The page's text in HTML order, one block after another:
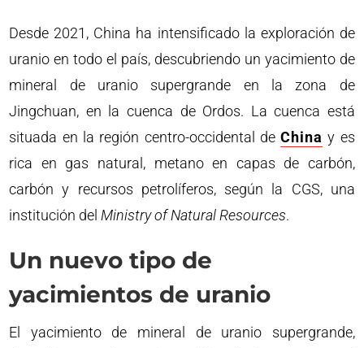
Desde 2021, China ha intensificado la exploración de
uranio en todo el país, descubriendo un yacimiento de
mineral de uranio supergrande en la zona de
Jingchuan, en la cuenca de Ordos. La cuenca está
situada en la región centro-occidental deChina y es
rica en gas natural, metano en capas de carbón,
carbón y recursos petrolíferos, según la CGS, una
institución del Ministry of Natural Resources.
Un nuevo tipo de
yacimientos de uranio
El yacimiento de mineral de uranio supergrande,